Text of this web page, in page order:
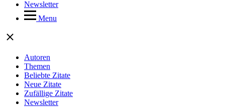
Newsletter
Menu
Autoren
Themen
Beliebte Zitate
Neue Zitate
Zufällige Zitate
Newsletter